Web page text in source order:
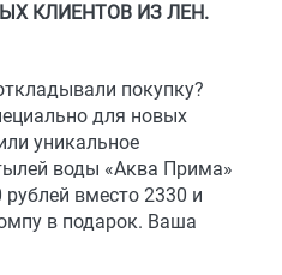
КЛИЕНТОВ ИЗ ЛЕН.
покупку?
для новых
уникальное
воды «Аква Прима»
вместо 2330 и
в подарок. Ваша